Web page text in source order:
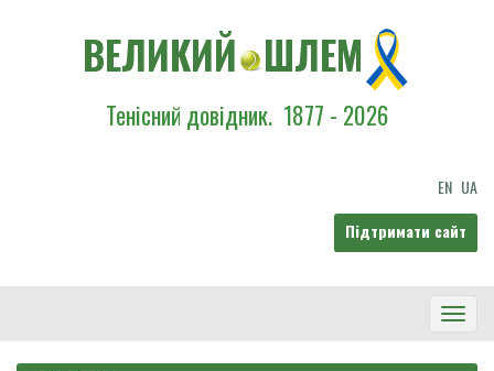
ВЕЛИКИЙ ШЛЕМ
Тенісний довідник. 1877 - 2026
EN UA
Підтримати сайт